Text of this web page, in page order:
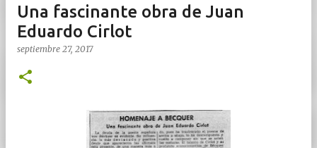
Una fascinante obra de Juan
Eduardo Cirlot
septiembre 27, 2017